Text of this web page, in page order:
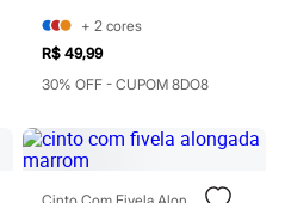
+ 2 cores
R$ 49,99
30% OFF - CUPOM 8DO8